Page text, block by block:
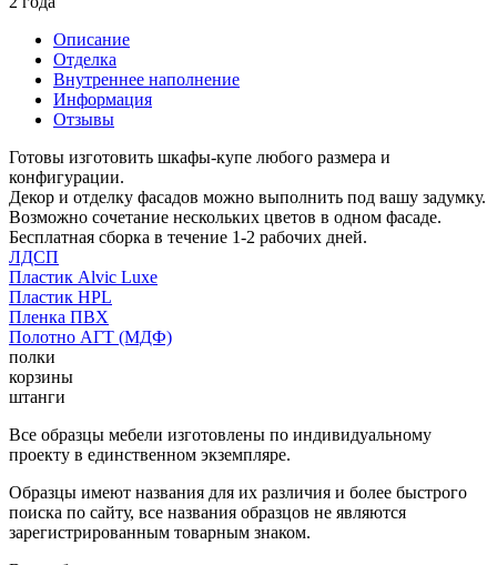
Описание
Отделка
Внутреннее наполнение
Информация
Отзывы
Готовы изготовить шкафы-купе любого размера и
конфигурации.
Декор и отделку фасадов можно выполнить под вашу задумку.
Возможно сочетание нескольких цветов в одном фасаде.
Бесплатная сборка в течение 1-2 рабочих дней.
ЛДСП
Пластик Alvic Luxe
Пластик HPL
Пленка ПВХ
Полотно АГТ (МДФ)
полки
корзины
штанги
Все образцы мебели изготовлены по индивидуальному
проекту в единственном экземпляре.
Образцы имеют названия для их различия и более быстрого
поиска по сайту, все названия образцов не являются
зарегистрированным товарным знаком.